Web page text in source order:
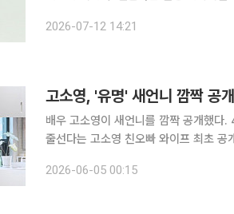
목을 끌고 있다. 해당 기획사를 이
2026-07-12 14:21
고소영, '유명' 새언니 깜짝 공
배우 고소영이 새언니를 깜짝 공개했다. 4일 고소영은 자신의 유튜브 채널을 통해 ‘유명 연예인들이
줄선다는 고소영 친오빠 와이프 최초 공개’
2026-06-05 00:15